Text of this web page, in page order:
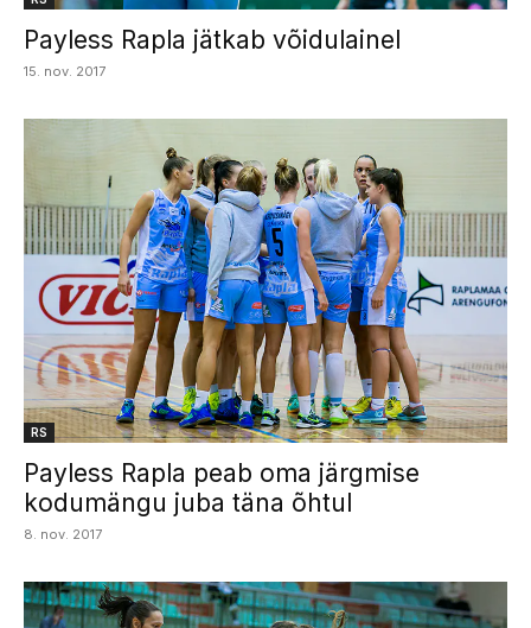
Payless Rapla jätkab võidulainel
15. nov. 2017
RS
Payless Rapla peab oma järgmise
kodumängu juba täna õhtul
8. nov. 2017